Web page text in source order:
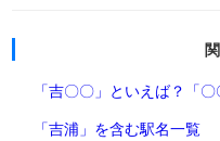
「吉〇〇」といえば？ 「
「吉浦」を含む駅名一覧